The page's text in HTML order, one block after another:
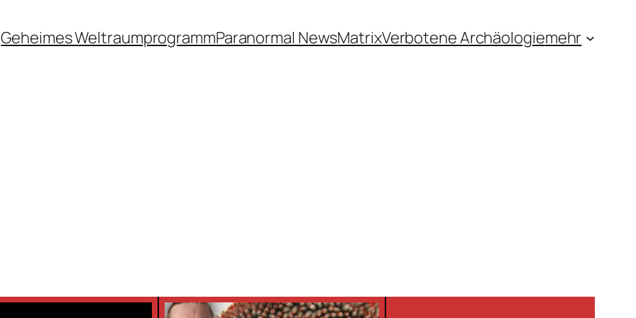
Geheimes WeltraumprogrammParanormal NewsMatrixVerbotene Archäologiemehr